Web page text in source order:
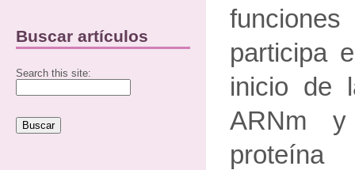
Buscar artículos
Search this site:
participa
inicio de
ARNm